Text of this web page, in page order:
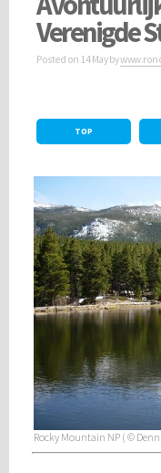
Verenigde
Posted on 14 Mayby
TOP
Rocky Mountain NP ( ©